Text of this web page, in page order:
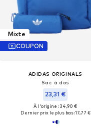
Mixte
COUPON
ADIDAS ORIGINALS
Sac à dos
23,31 €
À l'origine : 34,90 €
Dernier prix le plus bas :17,77 €